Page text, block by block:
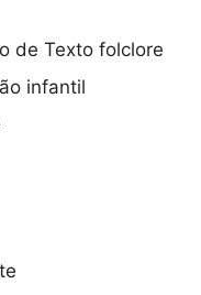
de Texto folclore
infantil